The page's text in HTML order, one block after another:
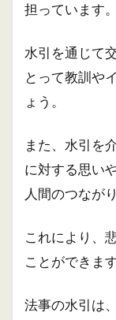
担っています。
水引を通じて
とって教訓や
ょう。
また、水引を
に対する思い
人間のつなが
これにより、
ことができます
法事の水引は